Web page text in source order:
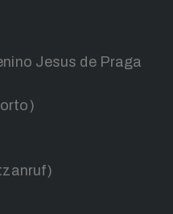
Jesus de Praga